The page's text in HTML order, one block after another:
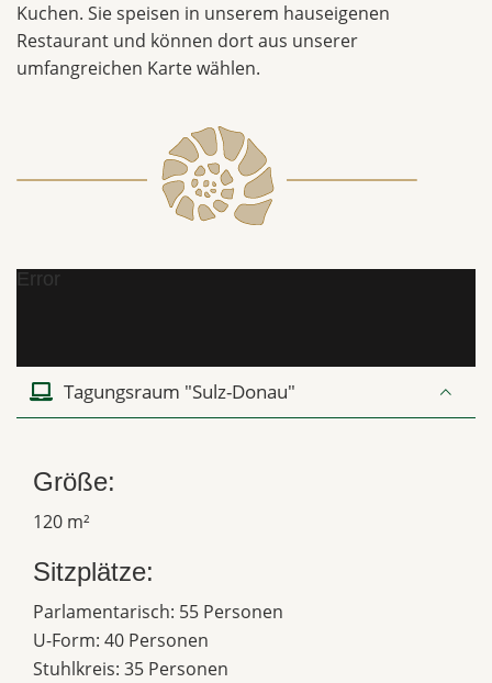
Kuchen. Sie speisen in unserem hauseigenen
Restaurant und können dort aus unserer
umfangreichen Karte wählen.
Error
Tagungsraum "Sulz-Donau"
Größe:
120 m²
Sitzplätze:
Parlamentarisch: 55 Personen
U-Form: 40 Personen
Stuhlkreis: 35 Personen